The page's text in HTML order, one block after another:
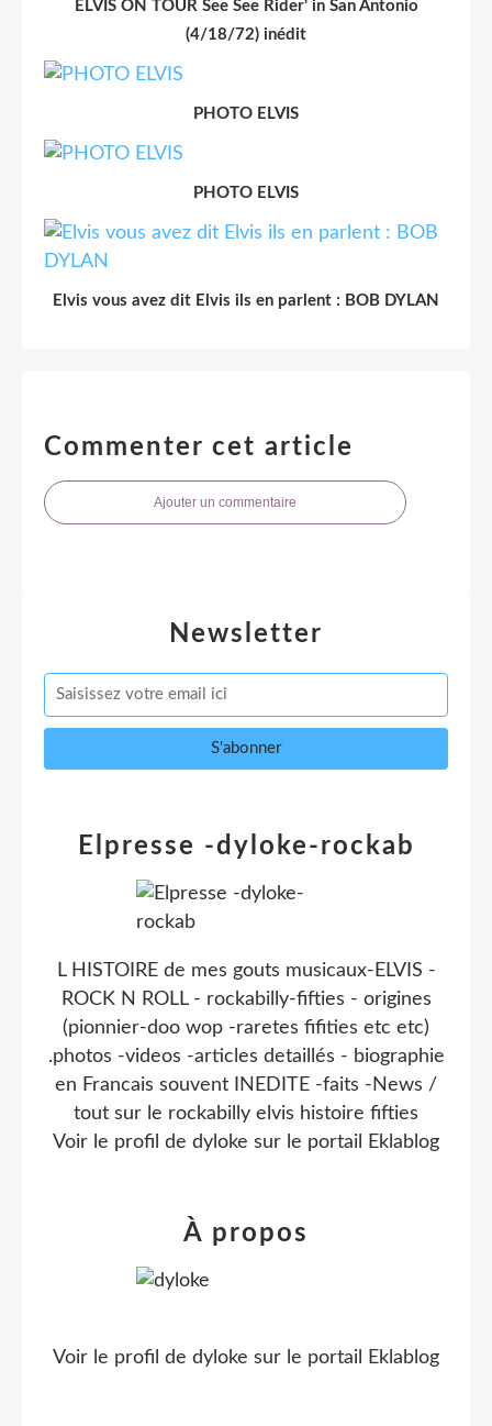
ELVIS ON TOUR See See Rider' in San Antonio
(4/18/72) inédit
PHOTO ELVIS
PHOTO ELVIS
Elvis vous avez dit Elvis ils en parlent : BOB DYLAN
Commenter cet article
Ajouter un commentaire
Newsletter
Elpresse -dyloke-rockab
L HISTOIRE de mes gouts musicaux-ELVIS -
ROCK N ROLL - rockabilly-fifties - origines
(pionnier-doo wop -raretes fifities etc etc)
.photos -videos -articles detaillés - biographie
en Francais souvent INEDITE -faits -News /
tout sur le rockabilly elvis histoire fifties
Voir le profil de dyloke sur le portail Eklablog
À propos
Voir le profil de dyloke sur le portail Eklablog